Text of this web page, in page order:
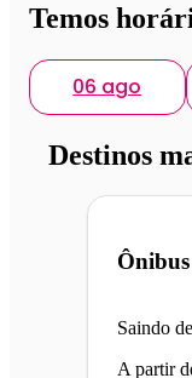
Temos
06 ago
Destinos
Saindo de
A partir